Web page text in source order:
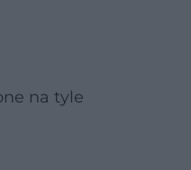
na tyle